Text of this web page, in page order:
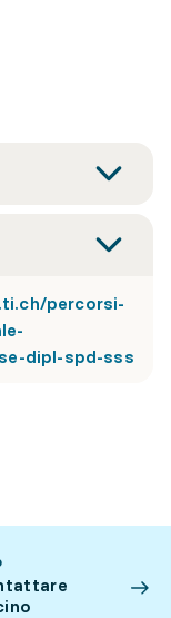
percorsi-
dipl-spd-sss